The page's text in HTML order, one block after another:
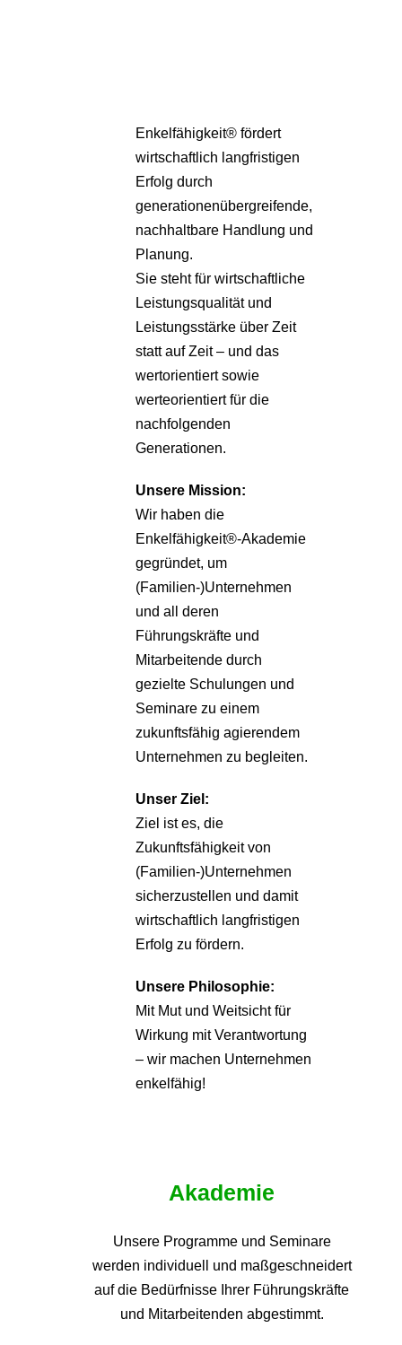
Enkelfähigkeit® fördert
wirtschaftlich langfristigen
Erfolg durch
generationenübergreifende,
nachhaltbare Handlung und
Planung.
Sie steht für wirtschaftliche
Leistungsqualität und
Leistungsstärke über Zeit
statt auf Zeit – und das
wertorientiert sowie
werteorientiert für die
nachfolgenden
Generationen.
Unsere Mission:
Wir haben die
Enkelfähigkeit®-Akademie
gegründet, um
(Familien-)Unternehmen
und all deren
Führungskräfte und
Mitarbeitende durch
gezielte Schulungen und
Seminare zu einem
zukunftsfähig agierendem
Unternehmen zu begleiten.
Unser Ziel:
Ziel ist es, die
Zukunftsfähigkeit von
(Familien-)Unternehmen
sicherzustellen und damit
wirtschaftlich langfristigen
Erfolg zu fördern.
Unsere Philosophie:
Mit Mut und Weitsicht für
Wirkung mit Verantwortung
– wir machen Unternehmen
enkelfähig!
Akademie
Unsere Programme und Seminare
werden individuell und maßgeschneidert
auf die Bedürfnisse Ihrer Führungskräfte
und Mitarbeitenden abgestimmt.